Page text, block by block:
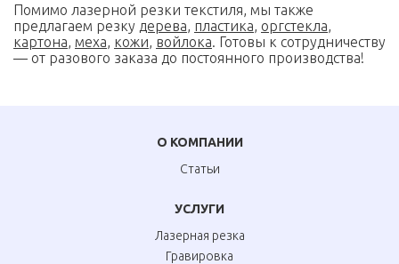
Помимо лазерной резки текстиля, мы также
предлагаем резку дерева пластика оргстекла
картона меха кожи войлока . Готовы к сотрудничеству
— от разового заказа до постоянного производства!
О КОМПАНИИ
Статьи
УСЛУГИ
Лазерная резка
Гравировка